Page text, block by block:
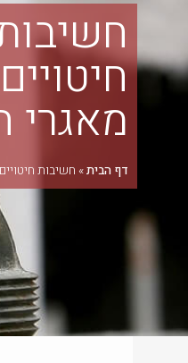
מאגרי
דף הבית» חשיבות